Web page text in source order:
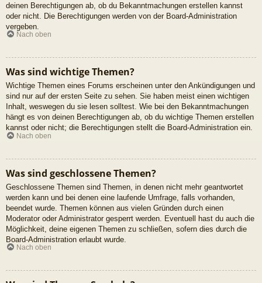
deinen Berechtigungen ab, ob du Bekanntmachungen erstellen kannst
oder nicht. Die Berechtigungen werden von der Board-Administration
vergeben.
Nach oben
Was sind wichtige Themen?
Wichtige Themen eines Forums erscheinen unter den Ankündigungen und
sind nur auf der ersten Seite zu sehen. Sie haben meist einen wichtigen
Inhalt, weswegen du sie lesen solltest. Wie bei den Bekanntmachungen
hängt es von deinen Berechtigungen ab, ob du wichtige Themen erstellen
kannst oder nicht; die Berechtigungen stellt die Board-Administration ein.
Nach oben
Was sind geschlossene Themen?
Geschlossene Themen sind Themen, in denen nicht mehr geantwortet
werden kann und bei denen eine laufende Umfrage, falls vorhanden,
beendet wurde. Themen können aus vielen Gründen durch einen
Moderator oder Administrator gesperrt werden. Eventuell hast du auch die
Möglichkeit, deine eigenen Themen zu schließen, sofern dies durch die
Board-Administration erlaubt wurde.
Nach oben